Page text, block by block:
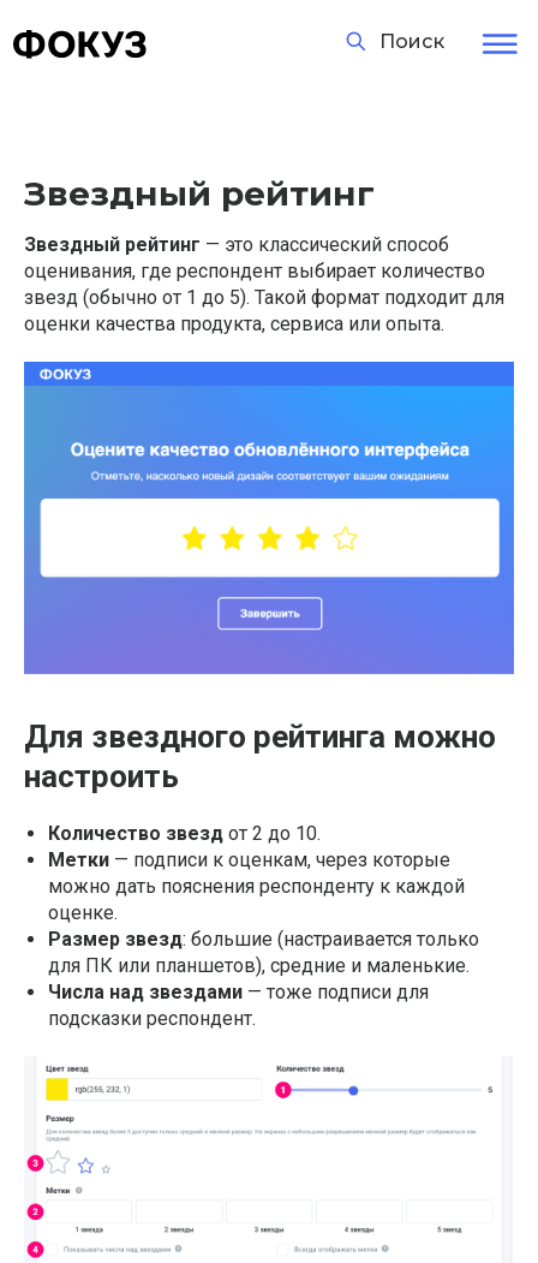
Поиск
Звездный рейтинг
Звездный рейтинг — это классический способ
оценивания, где респондент выбирает количество
звезд (обычно от 1 до 5). Такой формат подходит для
оценки качества продукта, сервиса или опыта.
Для звездного рейтинга можно
настроить
Количество звезд от 2 до 10.
Метки — подписи к оценкам, через которые
можно дать пояснения респонденту к каждой
оценке.
Размер звезд: большие (настраивается только
для ПК или планшетов), средние и маленькие.
Числа над звездами — тоже подписи для
подсказки респондент.